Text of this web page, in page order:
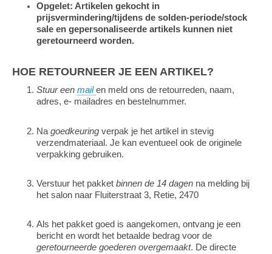
Opgelet: Artikelen gekocht in
prijsvermindering/tijdens de solden-periode/stock
sale en gepersonaliseerde artikels kunnen niet
geretourneerd worden.
HOE RETOURNEER JE EEN ARTIKEL?
Stuur een mailen meld ons de retourreden, naam,
adres, e- mailadres en bestelnummer.
Na goedkeuring verpak je het artikel in stevig
verzendmateriaal. Je kan eventueel ook de originele
verpakking gebruiken.
Verstuur het pakket binnen de 14 dagen na melding bij
het salon naar Fluiterstraat 3, Retie, 2470
Als het pakket goed is aangekomen, ontvang je een
bericht en wordt het betaalde bedrag voor de
geretourneerde goederen overgemaakt. De directe